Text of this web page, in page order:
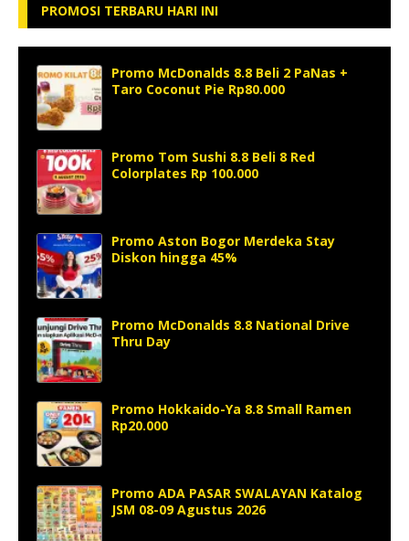
PROMOSI TERBARU HARI INI
Promo McDonalds 8.8 Beli 2 PaNas +
Taro Coconut Pie Rp80.000
Promo Tom Sushi 8.8 Beli 8 Red
Colorplates Rp 100.000
Promo Aston Bogor Merdeka Stay
Diskon hingga 45%
Promo McDonalds 8.8 National Drive
Thru Day
Promo Hokkaido-Ya 8.8 Small Ramen
Rp20.000
Promo ADA PASAR SWALAYAN Katalog
JSM 08-09 Agustus 2026